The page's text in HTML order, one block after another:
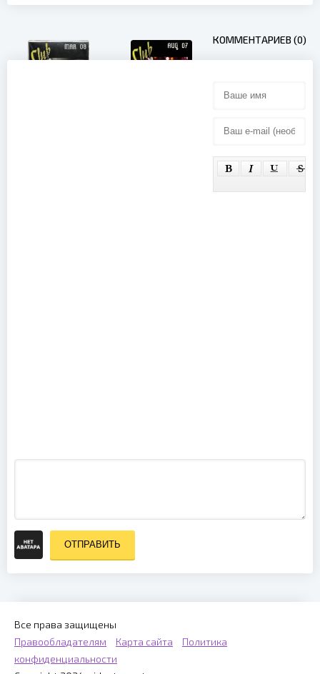
КОММЕНТАРИЕВ (0)
ОТПРАВИТЬ
Все права защищены
Правообладателям
Карта сайта
Политика
конфиденциальности